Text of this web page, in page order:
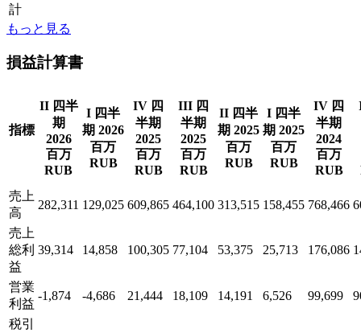
計
もっと見る
損益計算書
指標
II 四半
期
2026
百万
RUB
I 四半
期 2026
百万
RUB
IV 四
半期
2025
百万
RUB
III 四
半期
2025
百万
RUB
II 四半
期 2025
百万
RUB
I 四半
期 2025
百万
RUB
IV 四
半期
2024
百万
RUB
売上
高
282,311 129,025 609,865 464,100 313,515 158,455 768,466
売上
総利
益
39,314 14,858 100,305 77,104 53,375 25,713 176,086
営業
利益
-1,874 -4,686 21,444 18,109 14,191 6,526 99,699
税引